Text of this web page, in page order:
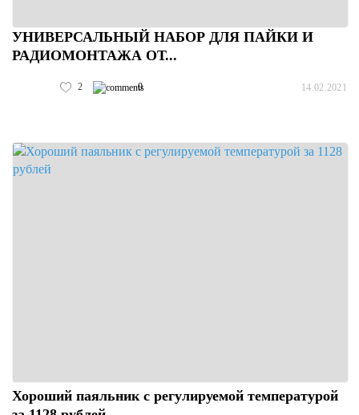
УНИВЕРСАЛЬНЫЙ НАБОР ДЛЯ ПАЙКИ И
РАДИОМОНТАЖА ОТ...
2 0 14.02.2021
Хороший паяльник с регулируемой температурой